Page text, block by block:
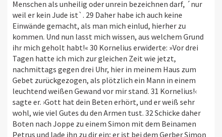
Menschen als unheilig oder unrein bezeichnen darf, ´nur
weil er kein Jude ist`. 29 Daher habe ich auch keine
Einwände gemacht, als man mich einlud, hierher zu
kommen. Und nun lasst mich wissen, aus welchem Grund
ihr mich geholt habt!« 30 Kornelius erwiderte: »Vor drei
Tagen hatte ich mich zur gleichen Zeit wie jetzt,
nachmittags gegen drei Uhr, hier in meinem Haus zum
Gebet zurückgezogen, als plötzlich ein Mann in einem
leuchtend weißen Gewand vor mir stand. 31 Kornelius!‹
sagte er. ›Gott hat dein Beten erhört, und er weiß sehr
wohl, wie viel Gutes du den Armen tust. 32 Schicke daher
Boten nach Joppe zu einem Simon mit dem Beinamen
Petrus und lade ihn zu dir ein; er ist bei dem Gerber Simon